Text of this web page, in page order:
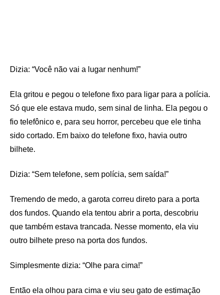
Dizia: “Você não vai a lugar nenhum!”
Ela gritou e pegou o telefone fixo para ligar para a polícia.
Só que ele estava mudo, sem sinal de linha. Ela pegou o
fio telefônico e, para seu horror, percebeu que ele tinha
sido cortado. Em baixo do telefone fixo, havia outro
bilhete.
Dizia: “Sem telefone, sem polícia, sem saída!”
Tremendo de medo, a garota correu direto para a porta
dos fundos. Quando ela tentou abrir a porta, descobriu
que também estava trancada. Nesse momento, ela viu
outro bilhete preso na porta dos fundos.
Simplesmente dizia: “Olhe para cima!”
Então ela olhou para cima e viu seu gato de estimação